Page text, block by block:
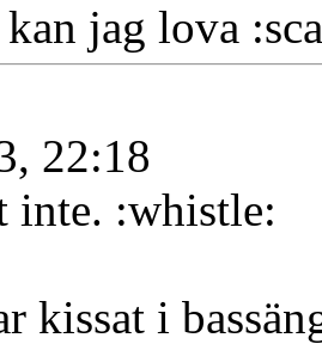
jag lova
22:18
inte. :whistle:
kissat i